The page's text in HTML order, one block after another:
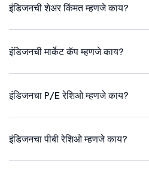
इंडिजनची शेअर किंमत म्हणजे काय?
इंडिजनची मार्केट कॅप म्हणजे काय?
इंडिजनचा P/E रेशिओ म्हणजे काय?
इंडिजनचा पीबी रेशिओ म्हणजे काय?